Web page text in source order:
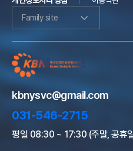
Family site
kbnysvc@gmail.com
031-546-2715
평일 08:30 ~ 17:30 (주말, 공휴